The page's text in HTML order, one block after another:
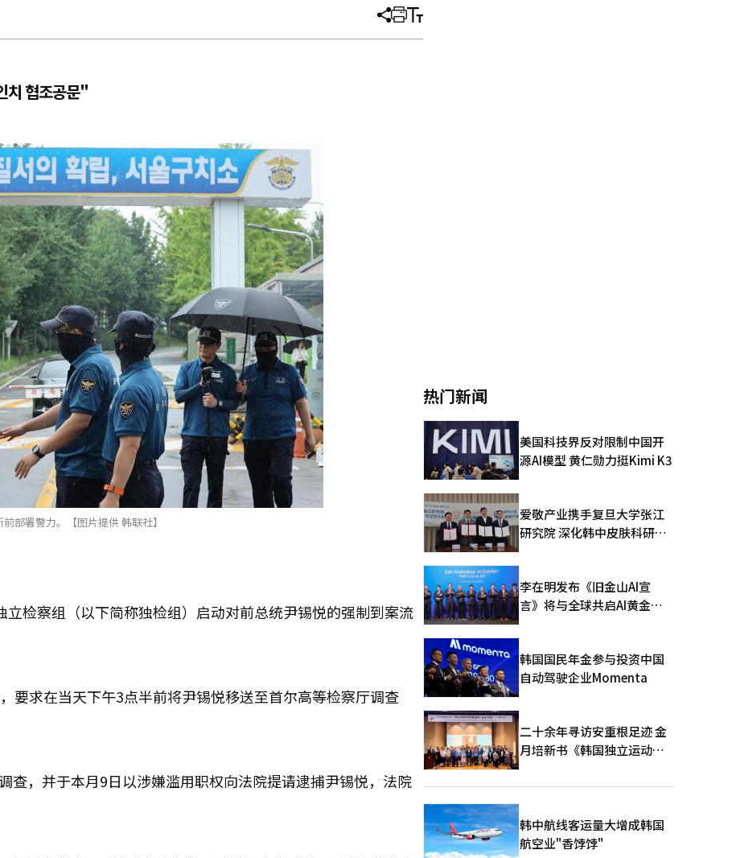
分
文
打 调
大
치 협조공문"
力。【图片提供 韩联社】
检察组（以下简称独检组）启动对前总统尹锡悦的强制到案流
要求在当天下午3点半前将尹锡悦移送至首尔高等检察厅调查
查，并于本月9日以涉嫌滥用职权向法院提请逮捕尹锡悦，法院
热门新闻
美国科技界反对限制中国开
源AI模型 黄仁勋力挺Kimi K3
爱敬产业携手复旦大学张江
研究院 深化韩中皮肤科研合
李在明发布《旧金山AI宣
言》将与全球共启AI黄金时
韩国国民年金参与投资中国
自动驾驶企业Momenta
二十余年寻访安重根足迹 金
月培新书《韩国独立运动圣
版
韩中航线客运量大增成韩国
航空业"香饽饽"